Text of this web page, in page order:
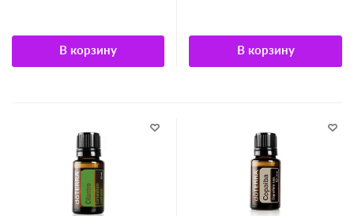
В корзину В корзину